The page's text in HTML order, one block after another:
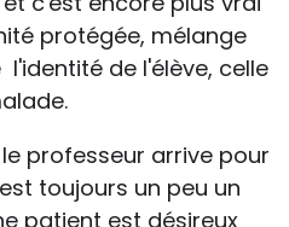
protégée, mélange
de l'élève, celle
professeur arrive pour
toujours un peu un
patient est désireux